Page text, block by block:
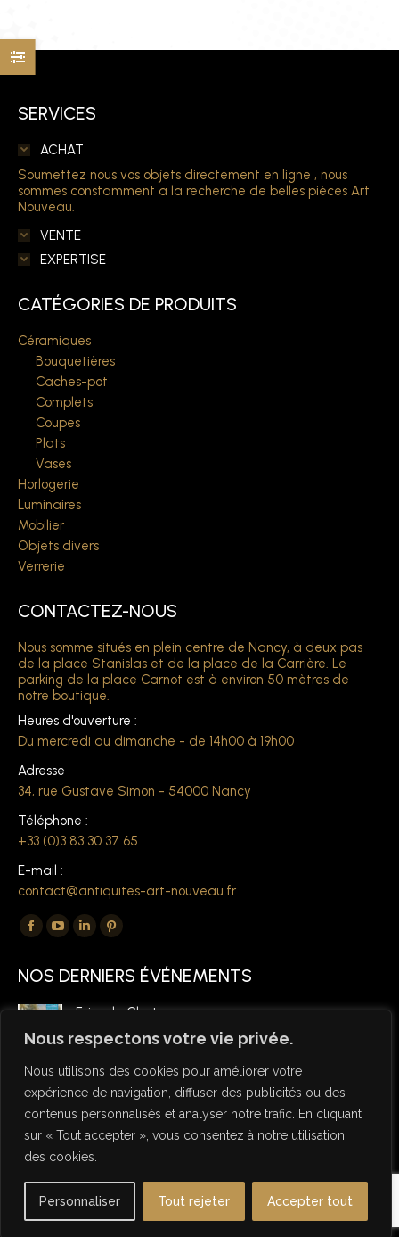
Nous respectons votre vie privée.
Nous utilisons des cookies pour améliorer votre
expérience de navigation, diffuser des publicités ou des
contenus personnalisés et analyser notre trafic. En cliquant
sur « Tout accepter », vous consentez à notre utilisation
des cookies.
Personnaliser Tout rejeter Accepter tout
SERVICES
ACHAT
Soumettez nous vos objets directement en ligne , nous
sommes constamment a la recherche de belles pièces Art
Nouveau.
VENTE
EXPERTISE
CATÉGORIES DE PRODUITS
Céramiques
Bouquetières
Caches-pot
Complets
Coupes
Plats
Vases
Horlogerie
Luminaires
Mobilier
Objets divers
Verrerie
CONTACTEZ-NOUS
Nous somme situés en plein centre de Nancy, à deux pas
de la place Stanislas et de la place de la Carrière. Le
parking de la place Carnot est à environ 50 mètres de
notre boutique.
Heures d'ouverture :
Du mercredi au dimanche - de 14h00 à 19h00
Adresse
34, rue Gustave Simon - 54000 Nancy
Téléphone :
+33 (0)3 83 30 37 65
E-mail :
contact@antiquites-art-nouveau.fr
Trouvez nous sur :
La
Facebook
s'ouvre
nouvelle
fenêtre
La
YouTube
s'ouvre
nouvelle
fenêtre
La
LinkedIn
s'ouvre
une
nouvelle
fenêtre
La
Pinterest
s'ouvre
nouvelle
fenêtre
NOS DERNIERS ÉVÉNEMENTS
Foire de Chatou
6 mars 2026
Studio
Useful links